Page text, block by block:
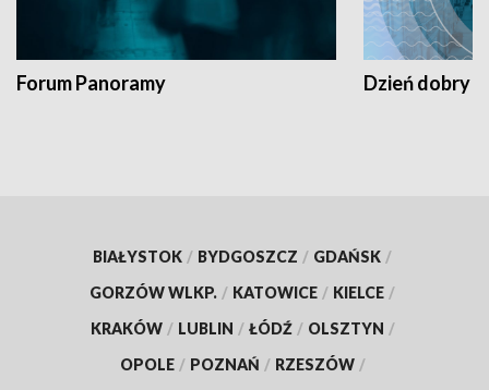
Forum Panoramy Dzień dobry
BIAŁYSTOK / BYDGOSZCZ / GDAŃSK /
GORZÓW WLKP. / KATOWICE / KIELCE /
KRAKÓW / LUBLIN / ŁÓDŹ / OLSZTYN /
OPOLE / POZNAŃ / RZESZÓW /